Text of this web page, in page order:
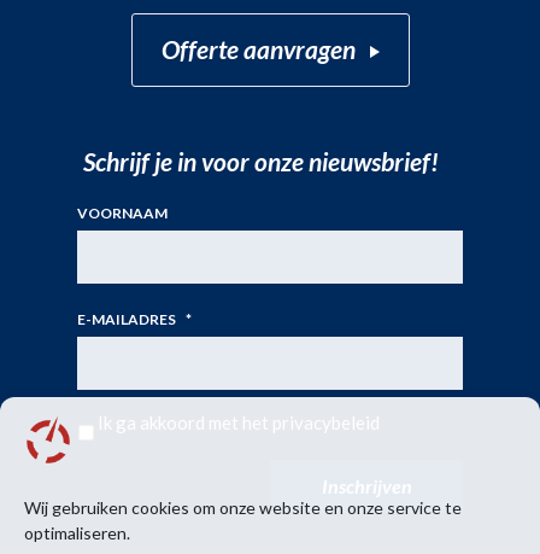
Wij gebruiken cookies om onze website en onze service te
optimaliseren.
Schrijf je in voor onze nieuwsbrief!
VOORNAAM
E-MAILADRES *
Ik ga akkoord met het privacybeleid
Offerte aanvragen